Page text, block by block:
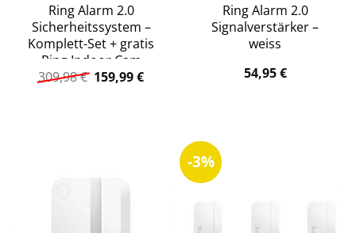
Ring Alarm 2.0
Sicherheitssystem –
Komplett-Set + gratis
Ring Indoor Cam
309,98€ Ursprünglicher
Preis
159,99€Aktueller
Ring Alarm 2.0
Signalverstärker –
weiss
54,95€
-3%